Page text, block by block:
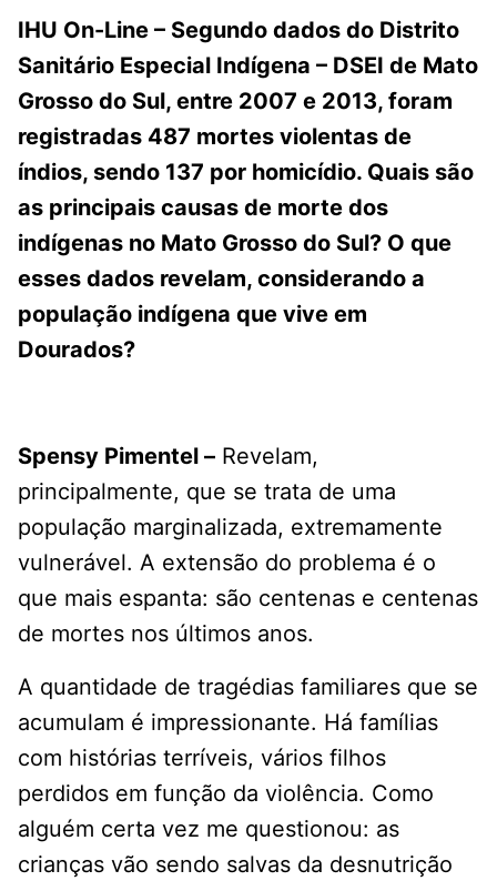
IHU On-Line – Segundo dados do Distrito
Sanitário Especial Indígena – DSEI de Mato
Grosso do Sul, entre 2007 e 2013, foram
registradas 487 mortes violentas de
índios, sendo 137 por homicídio. Quais são
as principais causas de morte dos
indígenas no Mato Grosso do Sul? O que
esses dados revelam, considerando a
população indígena que vive em
Dourados?
Spensy Pimentel – Revelam,
principalmente, que se trata de uma
população marginalizada, extremamente
vulnerável. A extensão do problema é o
que mais espanta: são centenas e centenas
de mortes nos últimos anos.
A quantidade de tragédias familiares que se
acumulam é impressionante. Há famílias
com histórias terríveis, vários filhos
perdidos em função da violência. Como
alguém certa vez me questionou: as
crianças vão sendo salvas da desnutrição